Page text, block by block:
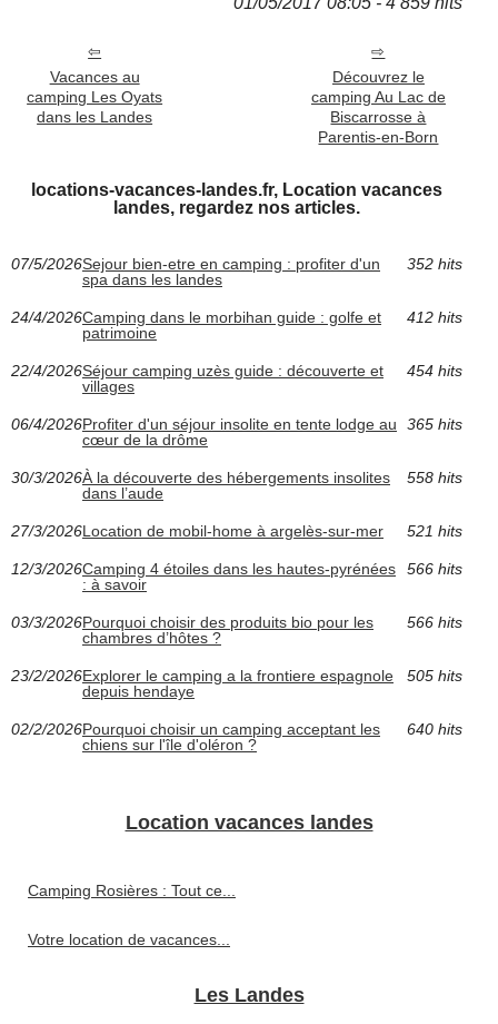
Vacances au
camping Les Oyats
dans les Landes
Découvrez le
camping Au Lac de
Biscarrosse à
Parentis-en-Born
locations-vacances-landes.fr, Location vacances
landes, regardez nos articles.
07/5/2026Sejour bien-etre en camping : profiter d'un
spa dans les landes
352 hits
24/4/2026Camping dans le morbihan guide : golfe et
patrimoine
412 hits
22/4/2026Séjour camping uzès guide : découverte et
villages
454 hits
06/4/2026Profiter d'un séjour insolite en tente lodge au
cœur de la drôme
365 hits
30/3/2026À la découverte des hébergements insolites
dans l’aude
558 hits
27/3/2026Location de mobil-home à argelès-sur-mer 521 hits
12/3/2026Camping 4 étoiles dans les hautes-pyrénées
: à savoir
566 hits
03/3/2026Pourquoi choisir des produits bio pour les
chambres d’hôtes ?
566 hits
23/2/2026Explorer le camping a la frontiere espagnole
depuis hendaye
505 hits
02/2/2026Pourquoi choisir un camping acceptant les
chiens sur l'île d'oléron ?
640 hits
Location vacances landes
Camping Rosières : Tout ce...
Votre location de vacances...
Les Landes